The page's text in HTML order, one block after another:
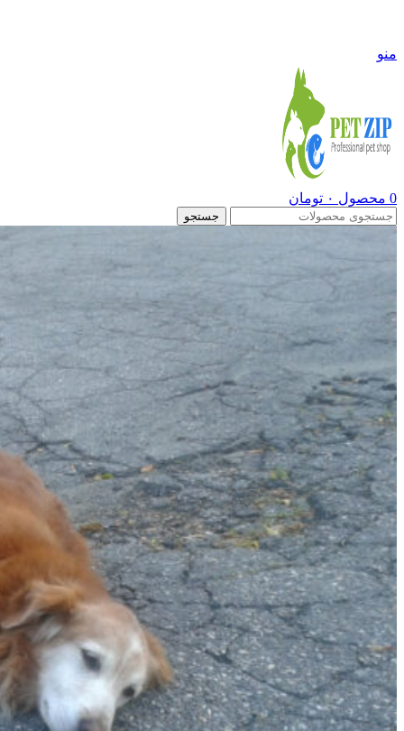
منو
0 محصول ۰ تومان
جستجو